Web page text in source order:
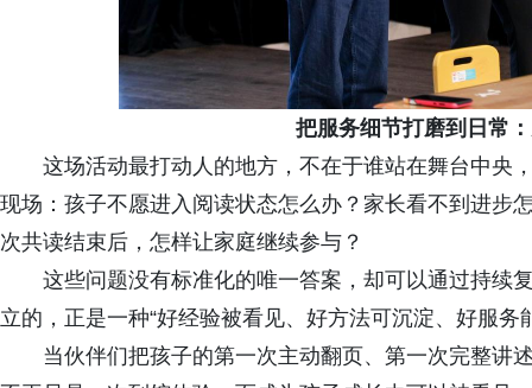
把服务细节打磨到日常
这场活动最打动人的地方，不在于谁站在舞台中央
现场：孩子不愿进入阅读状态怎么办？家长看不到进步
次共读结束后，怎样让家庭继续参与？
这些问题没有标准化的唯一答案，却可以通过持续
立的，正是一种“好经验被看见、好方法可沉淀、好服务
当伙伴们把孩子的第一次主动翻页、第一次完整讲